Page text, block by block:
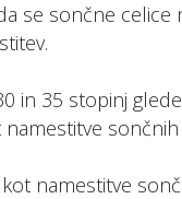
se sončne
in 35 stopinj
namestitve